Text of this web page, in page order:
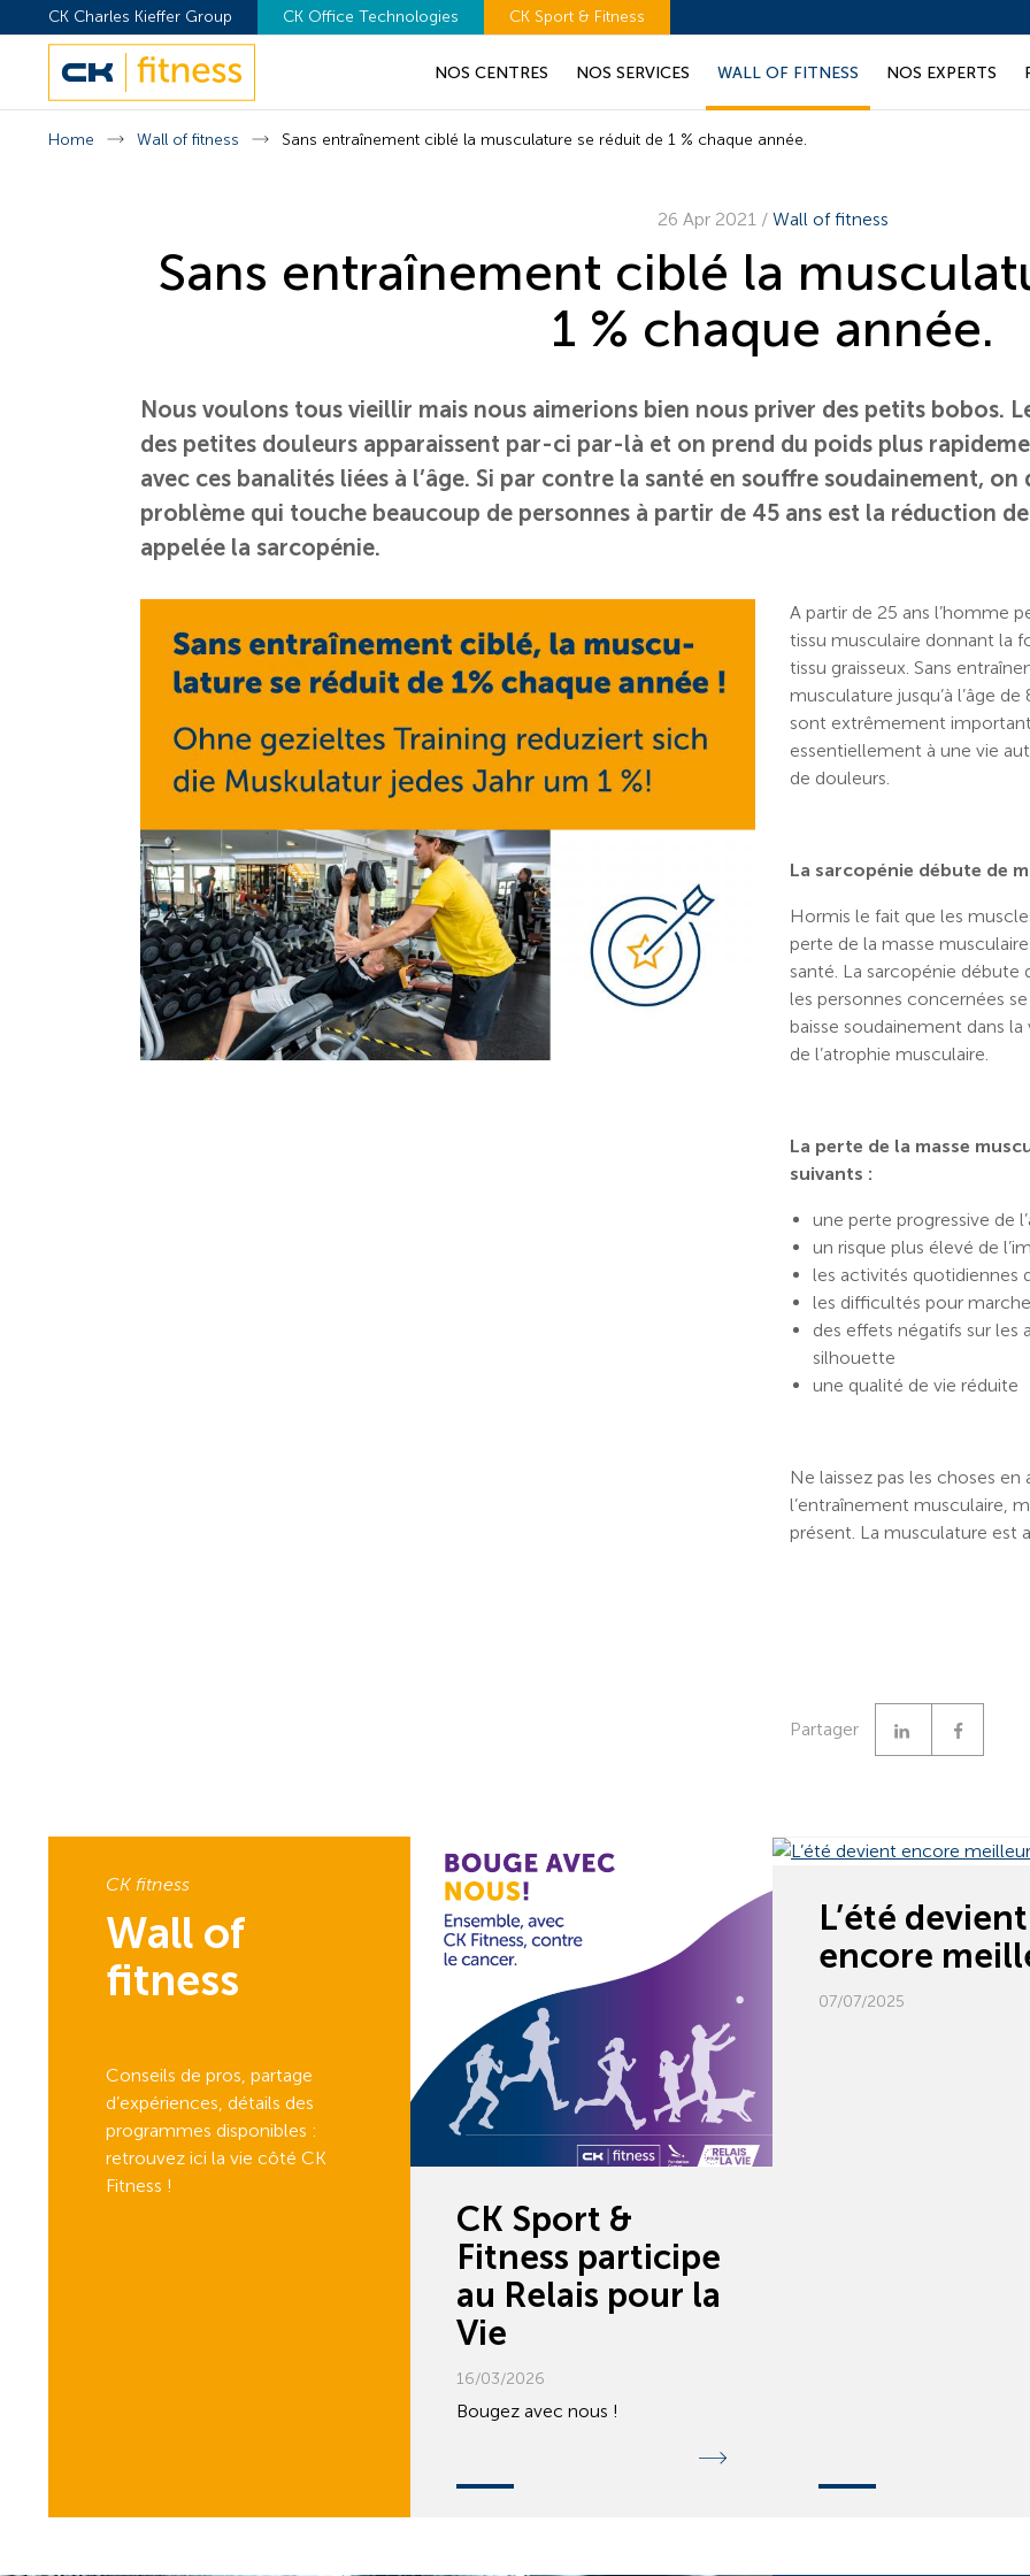
CK Charles Kieffer Group CK Office Technologies CK Sport & Fitness
NOS CENTRES NOS SERVICES WALL OF FITNESS NOS EXPERTS
Home Wall of fitness Sans entraînement ciblé la musculature se réduit de 1 % chaque année.
26 Apr 2021/ Wall of fitness
Sans entraînement ciblé la
1 % chaque année.
Nous voulons tous vieillir mais nous aimerions bien nous priver des petits bobos.
des petites douleurs apparaissent par-ci par-là et on prend du poids plus
avec ces banalités liées à l’âge. Si par contre la santé en souffre soudainement,
problème qui touche beaucoup de personnes à partir de 45 ans est la réduction de
appelée la sarcopénie.
A partir de 25 ans l’homme
tissu musculaire donnant la
tissu graisseux. Sans
musculature jusqu’à l’âge
sont extrêmement
essentiellement à une vie
de douleurs.
La sarcopénie débute de
Hormis le fait que les
perte de la masse
santé. La sarcopénie débute
les personnes concernées
baisse soudainement dans
de l’atrophie musculaire.
La perte de la masse
suivants :
une perte progressive de
un risque plus élevé de
les activités quotidiennes
les difficultés pour
des effets négatifs sur
silhouette
une qualité de vie réduite
Ne laissez pas les choses en
l’entraînement musculaire,
présent. La musculature est
Partager LinkedinFacebook
CK fitness
Wall of
fitness
Conseils de pros, partage
d’expériences, détails des
programmes disponibles :
retrouvez ici la vie côté CK
Fitness !
CK Sport &
Fitness participe
au Relais pour la
Vie
16/03/2026
Bougez avec nous !
L’été devient
encore
07/07/2025